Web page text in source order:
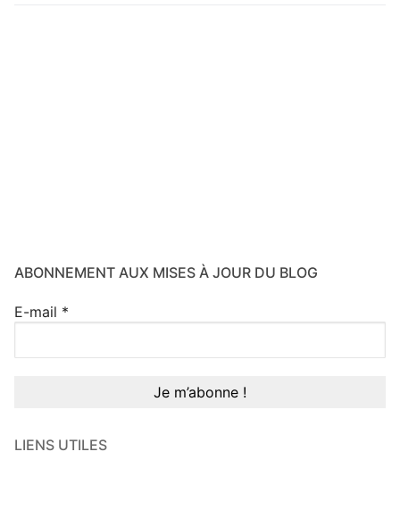
ABONNEMENT AUX MISES À JOUR DU BLOG
E-mail *
LIENS UTILES